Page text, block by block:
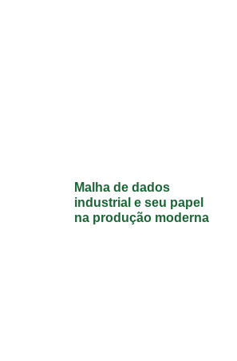
Malha de dados
industrial e seu papel
na produção moderna